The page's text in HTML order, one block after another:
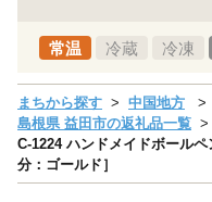
常温 冷蔵 冷凍
まちから探す 中国地方
島根県 益田市の返礼品一覧
C-1224 ハンドメイドボール
分：ゴールド］